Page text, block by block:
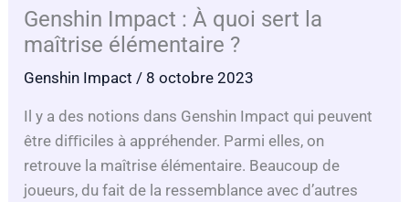
Genshin Impact : À quoi sert la
maîtrise élémentaire ?
Genshin Impact / 8 octobre 2023
Il y a des notions dans Genshin Impact qui peuvent
être diﬃciles à appréhender. Parmi elles, on
retrouve la maîtrise élémentaire. Beaucoup de
joueurs, du fait de la ressemblance avec d’autres